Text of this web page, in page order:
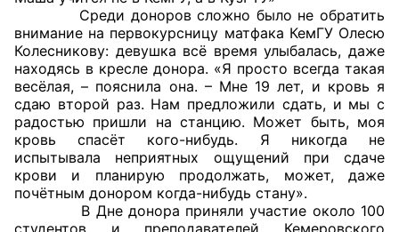
Порядок работы ЦОН
Аппарат ОП КО
УСТАВ ГКУ “АППАРАТ ОП КО”
Доходы руководителя за 2024 г.
Среди доноров сложно было не обратить
внимание на первокурсницу матфака КемГУ Олесю
Колесникову: девушка всё время улыбалась, даже
находясь в кресле донора. «Я просто всегда такая
весёлая, – пояснила она. – Мне 19 лет, и кровь я
сдаю второй раз. Нам предложили сдать, и мы с
радостью пришли на станцию. Может быть, моя
кровь спасёт кого-нибудь. Я никогда не
испытывала неприятных ощущений при сдаче
крови и планирую продолжать, может, даже
почётным донором когда-нибудь стану».
В Дне донора приняли участие около 100
студентов и преподавателей Кемеровского